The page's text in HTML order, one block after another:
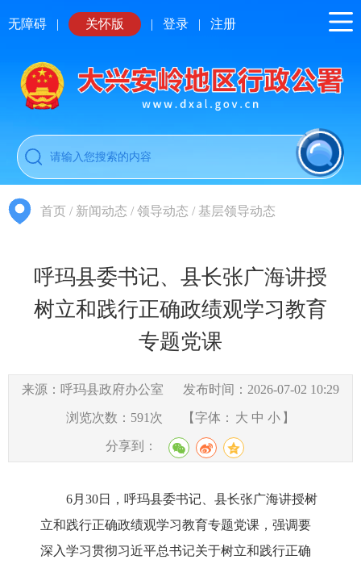
无障碍 | 关怀版 | 登录 | 注册
首页 / 新闻动态 /领导动态 / 基层领导动态
呼玛县委书记、县长张广海讲授
树立和践行正确政绩观学习教育
专题党课
来源：呼玛县政府办公室 发布时间：2026-07-02 10:29
浏览次数： 591 次 【字体： 大 中 小 】
分享到：
6月30日，呼玛县委书记、县长张广海讲授树
立和践行正确政绩观学习教育专题党课，强调要
深入学习贯彻习近平总书记关于树立和践行正确